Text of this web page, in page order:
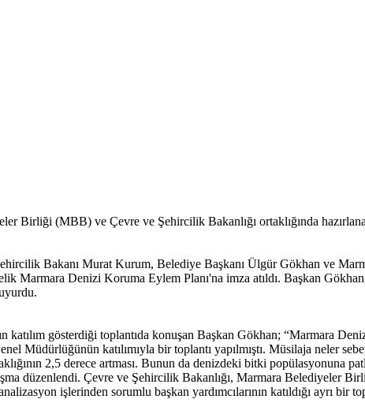
Birliği (MBB) ve Çevre ve Şehircilik Bakanlığı ortaklığında
Bakanı Murat Kurum, Belediye Başkanı Ülgür Gökhan ve
Marmara Denizi Koruma Eylem Planı'na imza atıldı. Başkan
katılım gösterdiği toplantıda konuşan Başkan Gökhan; “Marmara
Müdürlüğünün katılımıyla bir toplantı yapılmıştı. Müsilaja neler
2,5 derece artması. Bunun da denizdeki bitki popülasyonuna
düzenlendi. Çevre ve Şehircilik Bakanlığı, Marmara Belediyeler
işlerinden sorumlu başkan yardımcılarının katıldığı ayrı